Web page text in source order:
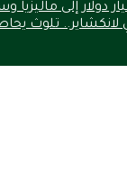
في لانكشاير.. تلوث